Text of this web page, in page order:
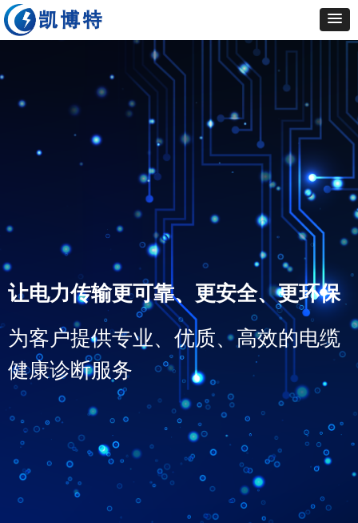
让电力传输更可靠、更安全、更环保
为客户提供专业、优质、高效的电缆
健康诊断服务